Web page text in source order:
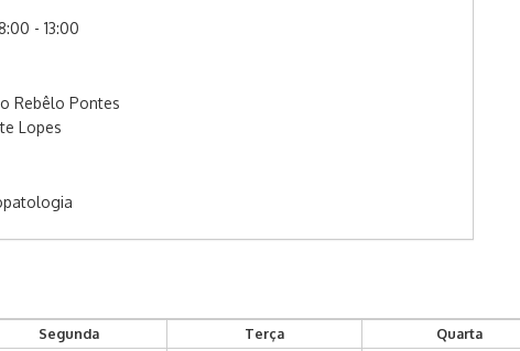
- 13:00
Rebêlo Pontes
Lopes
Segunda Terça Quarta